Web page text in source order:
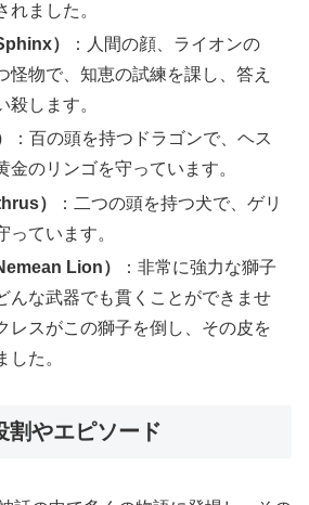
れました。
）
：人間の顔、ライオンの
怪物で、知恵の試練を課し、答え
殺します。
：百の頭を持つドラゴンで、ヘス
金のリンゴを守っています。
）
：二つの頭を持つ犬で、ゲリ
っています。
Lion）
：非常に強力な獅子
んな武器でも貫くことができませ
レスがこの獅子を倒し、その皮を
した。
割やエピソード